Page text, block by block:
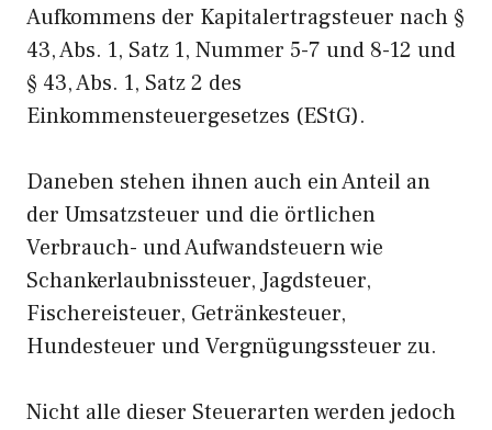
Aufkommens der Kapitalertragsteuer nach §
43, Abs. 1, Satz 1, Nummer 5-7 und 8-12 und
§ 43, Abs. 1, Satz 2 des
Einkommensteuergesetzes (EStG).
Daneben stehen ihnen auch ein Anteil an
der Umsatzsteuer und die örtlichen
Verbrauch- und Aufwandsteuern wie
Schankerlaubnissteuer, Jagdsteuer,
Fischereisteuer, Getränkesteuer,
Hundesteuer und Vergnügungssteuer zu.
Nicht alle dieser Steuerarten werden jedoch